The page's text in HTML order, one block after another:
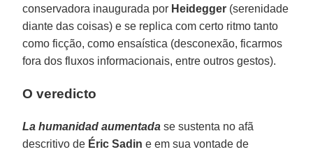
conservadora inaugurada por Heidegger (serenidade
diante das coisas) e se replica com certo ritmo tanto
como ficção, como ensaística (desconexão, ficarmos
fora dos fluxos informacionais, entre outros gestos).
O veredicto
La humanidad aumentada se sustenta no afã
descritivo de Éric Sadin e em sua vontade de